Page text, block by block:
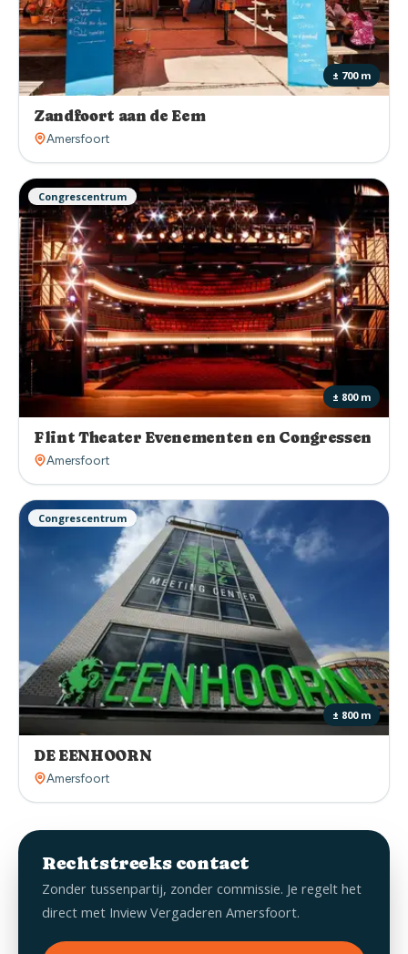
± 700 m
Zandfoort aan de Eem
Amersfoort
Congrescentrum
± 800 m
Flint Theater Evenementen en Congressen
Amersfoort
Congrescentrum
± 800 m
DE EENHOORN
Amersfoort
Rechtstreeks contact
Zonder tussenpartij, zonder commissie. Je regelt het
direct met Inview Vergaderen Amersfoort.